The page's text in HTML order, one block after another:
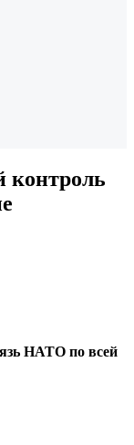
контроль
НАТО по всей